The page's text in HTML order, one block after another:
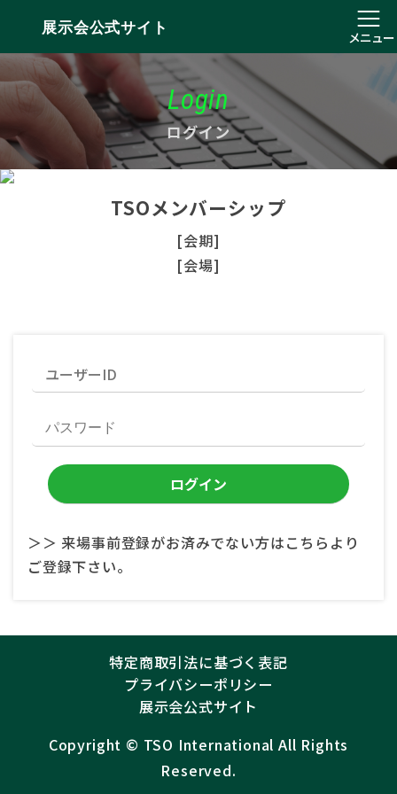
展示会公式サイト
メニュー
Login
ログイン
TSOメンバーシップ
[会期]
[会場]
＞＞ 来場事前登録がお済みでない方はこちらより
ご登録下さい。
特定商取引法に基づく表記
プライバシーポリシー
展示会公式サイト
Copyright ©︎ TSO International All Rights
Reserved.